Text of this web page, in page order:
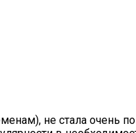
не стала очень